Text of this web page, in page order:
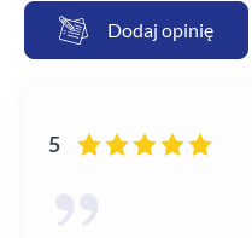
Dodaj opinię
5